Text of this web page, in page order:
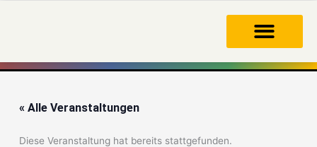
« Alle Veranstaltungen
Diese Veranstaltung hat bereits stattgefunden.